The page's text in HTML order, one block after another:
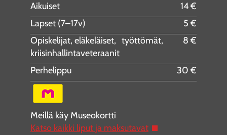
Aikuiset
14 €
Lapset (7–17v)
5 €
Opiskelijat, eläkeläiset, työttömät,
kriisinhallintaveteraanit
8 €
Perhelippu 30 €
Meillä käy Museokortti
Katso kaikki liput ja maksutavat